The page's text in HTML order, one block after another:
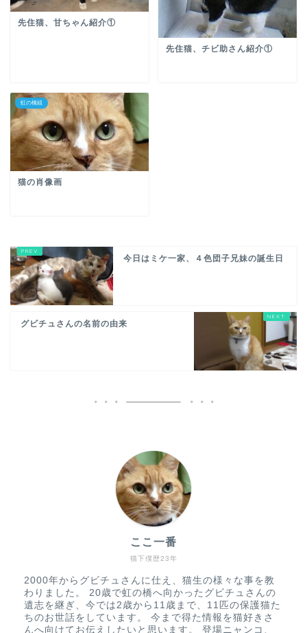
先住猫、甘ちゃん紹介①
先住猫、チビ助さん紹介①
虹の橋組
猫の肖像画
今日はミケ一家、４色団子兄妹の誕生日
グビチュさんの名前の由来
猫下僕歴23年
ここ一番
2000年からグビチュさんに仕え、猫生の様々な事を教
わりました。 20歳で虹の橋へ向かったグビチュさんの
遺志を継ぎ、今では2歳から11歳まで、11匹の保護猫た
ちのお世話をしています。 今まで得た情報を猫好きさ
んへ向けてお伝えしたいと思います。 登場ニャンコ、